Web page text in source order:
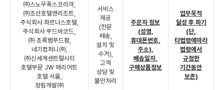
㈜스노우폭스코리아,
㈜조선호텔앤리조트,
주식회사 파르나스호텔,
주식회사 푸드바코드,
㈜ 초록뱀푸드팜,
네기컴퍼니㈜,
㈜신세계센트럴시티
호텔부문 JW 메리어트
호텔 서울,
정림개발㈜
서비스
제공
(전문
배송,
설치 및
수거),
고객
상담 및
불만처리
주문자 정보
(성명,
휴대폰번호,
주소),
배송일자,
구매상품정보
업무목적
달성 후 파기
(단,
타법령에따라
법령에서
규정한
기간동안
보존)